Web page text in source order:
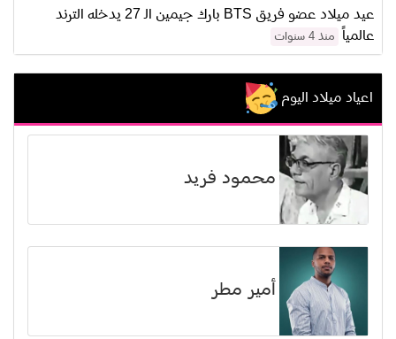
عيد ميلاد عضو فريق BTS بارك جيمين الـ 27 يدخله الترند
عالمياً
منذ 4 سنوات
اعياد ميلاد اليوم
محمود فريد
أمير مطر